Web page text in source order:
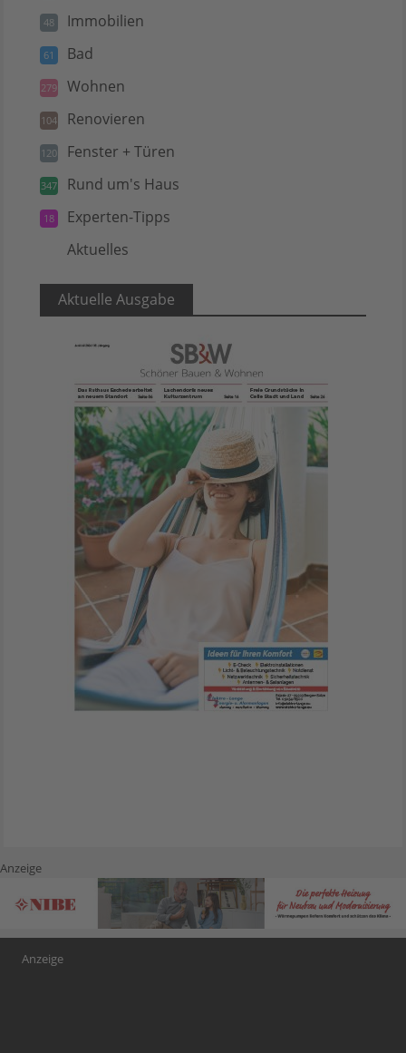
48 Immobilien
61 Bad
279 Wohnen
104 Renovieren
120 Fenster + Türen
347 Rund um's Haus
18 Experten-Tipps
Aktuelles
Aktuelle Ausgabe
Anzeige
Anzeige